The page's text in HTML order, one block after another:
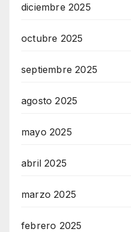
diciembre 2025
octubre 2025
septiembre 2025
agosto 2025
mayo 2025
abril 2025
marzo 2025
febrero 2025